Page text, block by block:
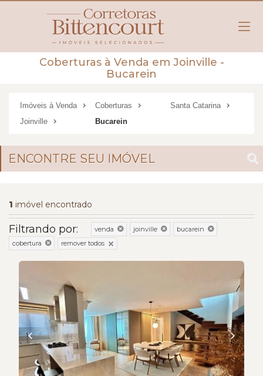
Coberturas à Venda em Joinville -
Bucarein
Imóveis à Venda Coberturas
Santa Catarina
Joinville
Bucarein
ENCONTRE SEU IMÓVEL
1 imóvel encontrado
Filtrando por: venda joinville
bucarein
cobertura
remover todos